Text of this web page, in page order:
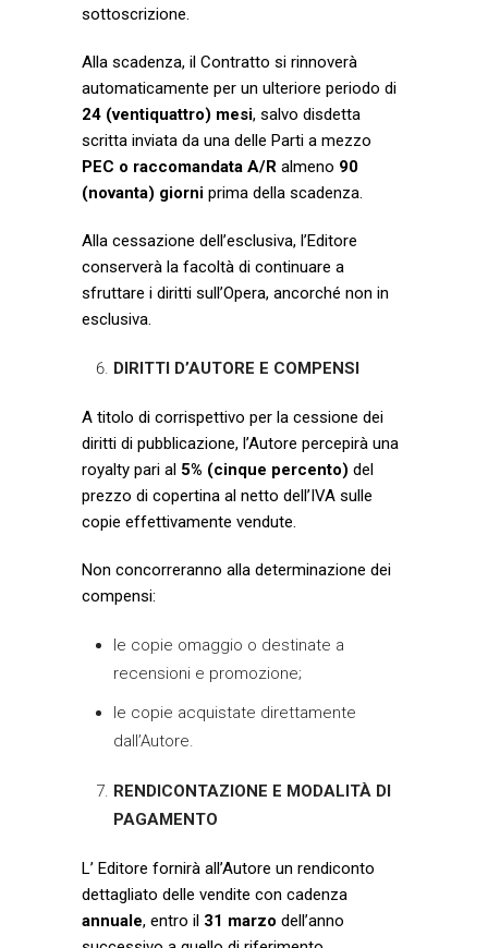
sottoscrizione.
Alla scadenza, il Contratto si rinnoverà
automaticamente per un ulteriore periodo di
24 (ventiquattro) mesi, salvo disdetta
scritta inviata da una delle Parti a mezzo
PEC o raccomandata A/R almeno 90
(novanta) giorni prima della scadenza.
Alla cessazione dell’esclusiva, l’Editore
conserverà la facoltà di continuare a
sfruttare i diritti sull’Opera, ancorché non in
esclusiva.
DIRITTI D’AUTORE E COMPENSI
A titolo di corrispettivo per la cessione dei
diritti di pubblicazione, l’Autore percepirà una
royalty pari al 5% (cinque percento) del
prezzo di copertina al netto dell’IVA sulle
copie effettivamente vendute.
Non concorreranno alla determinazione dei
compensi:
le copie omaggio o destinate a
recensioni e promozione;
le copie acquistate direttamente
dall’Autore.
RENDICONTAZIONE E MODALITÀ DI
PAGAMENTO
L’ Editore fornirà all’Autore un rendiconto
dettagliato delle vendite con cadenza
annuale, entro il 31 marzo dell’anno